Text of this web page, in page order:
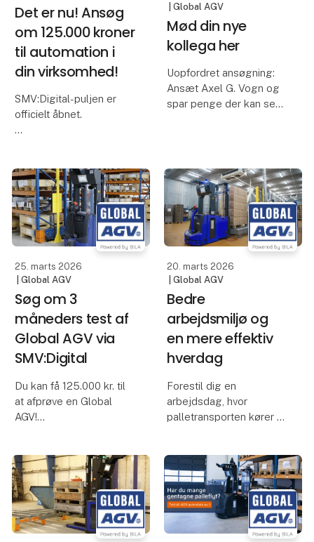
Det er nu! Ansøg
om 125.000 kroner
til automation i
din virksomhed!
SMV:Digital-puljen er
officielt åbnet.
125.000 til at afprøve en
Global AGV i din helt
egen produktion. Det er
en fantastisk mulighed
for at låne og test
| Global AGV
Mød din nye
kollega her
Uopfordret ansøgning:
Ansæt Axel G. Vogn og
spar penge der kan ses
selvkørende kollega, der
hjælper med at
transportere materialer,
optimere inter
25. marts 2026
| Global AGV
Søg om 3
måneders test af
Global AGV via
SMV:Digital
Du kan få 125.000 kr. til
at afprøve en Global
AGV!
hos SMV:Digital ansøge
om op til 125.000 kr. til at
dække omkostningerne
til lån og test af
robotteknologi i op til 3
20. marts 2026
| Global AGV
Bedre
arbejdsmiljø og
en mere effektiv
hverdag
Forestil dig en
arbejdsdag, hvor
palletransporten kører af
medarbejderne frigøres
fra de lange ensformige
ture og kan i stedet
bruge deres tid og
kompetence